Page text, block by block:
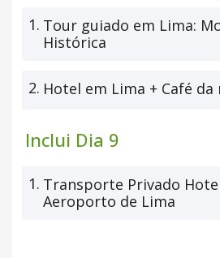
1. Tour guiado em Lima:
Histórica
2. Hotel em Lima + Café da
Inclui Dia 9
1. Transporte Privado
Aeroporto de Lima